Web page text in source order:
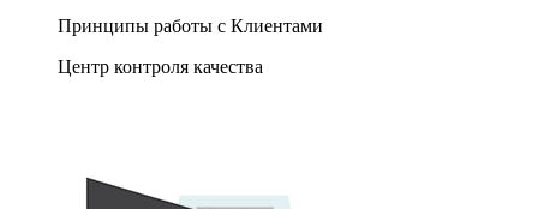
Принципы работы с Клиентами
Центр контроля качества